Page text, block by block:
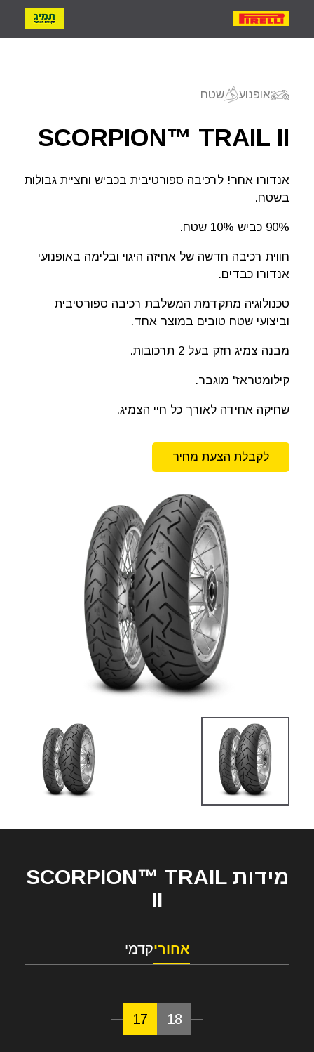
אופנועים
צמיג
לפי מידה
אופנוע שטח
SCORPION™ TRAIL II
אנדורו אחר! לרכיבה ספורטיבית בכביש וחציית גבולות
בשטח.
90% כביש 10% שטח.
חווית רכיבה חדשה של אחיזה היגוי ובלימה באופנועי
אנדורו כבדים.
טכנולוגיה מתקדמת המשלבת רכיבה ספורטיבית
וביצועי שטח טובים במוצר אחד.
מבנה צמיג חזק בעל 2 תרכובות.
קילומטראז' מוגבר.
שחיקה אחידה לאורך כל חיי הצמיג.
לקבלת הצעת מחיר
מידות SCORPION™ TRAIL
II
אחוריקדמי
17 18